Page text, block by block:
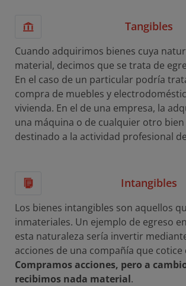
Tangibles
Cuando adquirimos bienes cuya
material, decimos que se trata de
En el caso de un particular podría
compra de muebles y
vivienda. En el de una empresa, la
una máquina o de cualquier otro bien
destinado a la actividad profesional
Intangibles
Los bienes intangibles son aquellos
inmateriales. Un ejemplo de egreso
esta naturaleza sería invertir
acciones de una compañía que cotice
Compramos acciones, pero a
recibimos nada material.